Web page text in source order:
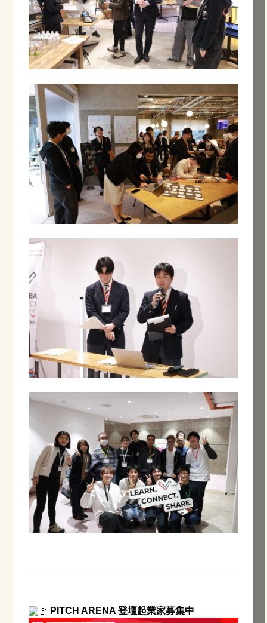
PITCH ARENA 登壇起業家募集中